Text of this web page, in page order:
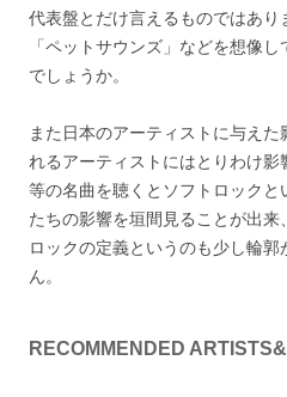
代表盤とだけ言えるものではあ
「ペットサウンズ」などを想像
でしょうか。
また日本のアーティストに与え
れるアーティストにはとりわけ
等の名曲を聴くとソフトロックと
たちの影響を垣間見ることが出来
ロックの定義というのも少し輪
ん。
RECOMMENDED